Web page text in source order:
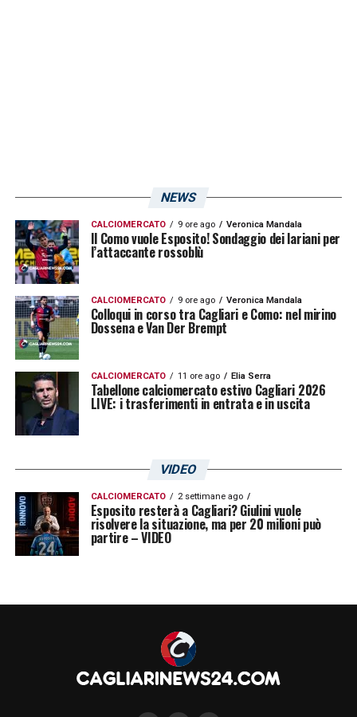
NEWS
CALCIOMERCATO 9 ore ago Veronica Mandala
Il Como vuole Esposito! Sondaggio dei lariani per
l’attaccante rossoblù
CALCIOMERCATO 9 ore ago Veronica Mandala
Colloqui in corso tra Cagliari e Como: nel mirino
Dossena e Van Der Brempt
CALCIOMERCATO 11 ore ago Elia Serra
Tabellone calciomercato estivo Cagliari 2026
LIVE: i trasferimenti in entrata e in uscita
VIDEO
CALCIOMERCATO 2 settimane ago
Esposito resterà a Cagliari? Giulini vuole
risolvere la situazione, ma per 20 milioni può
partire – VIDEO